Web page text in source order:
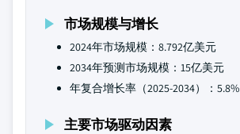
市场规模与增长
2024年市场规模：8.792亿美元
2034年预测市场规模：15亿美元
年复合增长率（2025-2034）：5.8%
主要市场驱动因素